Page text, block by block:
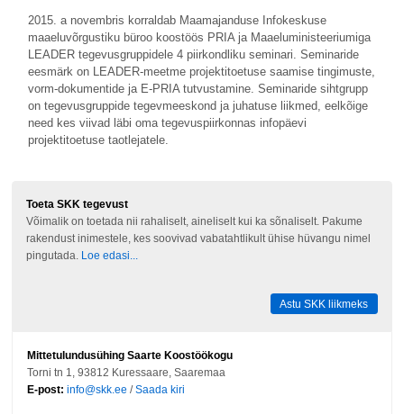
2015. a novembris korraldab Maamajanduse Infokeskuse
maaeluvõrgustiku büroo koostöös PRIA ja Maaeluministeeriumiga
LEADER tegevusgruppidele 4 piirkondliku seminari. Seminaride
eesmärk on LEADER-meetme projektitoetuse saamise tingimuste,
vorm-dokumentide ja E-PRIA tutvustamine. Seminaride sihtgrupp
on tegevusgruppide tegevmeeskond ja juhatuse liikmed, eelkõige
need kes viivad läbi oma tegevuspiirkonnas infopäevi
projektitoetuse taotlejatele.
Toeta SKK tegevust
Võimalik on toetada nii rahaliselt, aineliselt kui ka sõnaliselt. Pakume
rakendust inimestele, kes soovivad vabatahtlikult ühise hüvangu nimel
pingutada.
Loe edasi...
Astu SKK liikmeks
Mittetulundusühing Saarte Koostöökogu
Torni tn 1, 93812 Kuressaare, Saaremaa
E-post: info@skk.ee /Saada kiri